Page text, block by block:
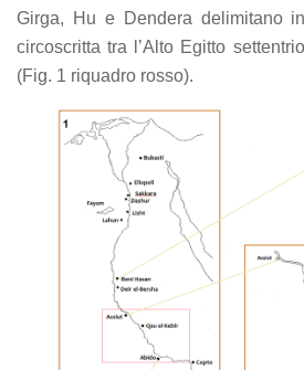
Girga, Hu e Dendera delimitano
circoscritta tra l’Alto Egitto
(Fig. 1 riquadro rosso).